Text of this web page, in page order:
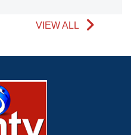
VIEW ALL